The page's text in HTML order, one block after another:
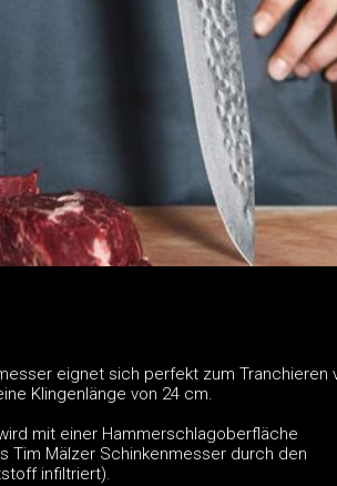
eignet sich perfekt zum Tranchieren
Klingenlänge von 24 cm.
mit einer Hammerschlagoberfläche
Tim Mälzer Schinkenmesser durch den
infiltriert).